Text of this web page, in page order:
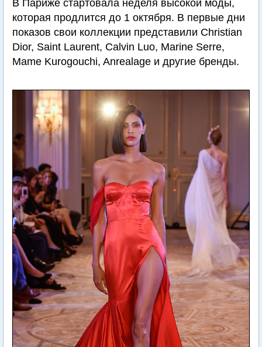
В Париже стартовала неделя высокой моды,
которая продлится до 1 октября. В первые дни
показов свои коллекции представили Christian
Dior, Saint Laurent, Calvin Luo, Marine Serre,
Mame Kurogouchi, Anrealage и другие бренды.